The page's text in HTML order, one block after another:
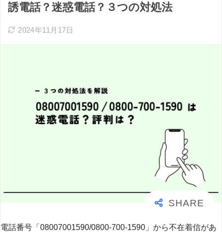
誘電話？迷惑電話？３つの対処法
2024年11月17日
電話番号「08007001590/0800-700-1590」から不在着信があ